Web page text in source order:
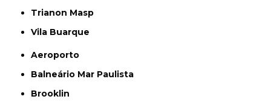
Trianon Masp
Vila Buarque
Aeroporto
Balneário Mar Paulista
Brooklin